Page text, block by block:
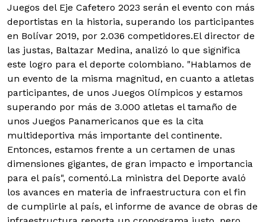
Juegos del Eje Cafetero 2023 serán el evento con más
deportistas en la historia, superando los participantes
en Bolívar 2019, por 2.036 competidores.El director de
las justas, Baltazar Medina, analizó lo que significa
este logro para el deporte colombiano. "Hablamos de
un evento de la misma magnitud, en cuanto a atletas
participantes, de unos Juegos Olímpicos y estamos
superando por más de 3.000 atletas el tamaño de
unos Juegos Panamericanos que es la cita
multideportiva más importante del continente.
Entonces, estamos frente a un certamen de unas
dimensiones gigantes, de gran impacto e importancia
para el país", comentó.La ministra del Deporte avaló
los avances en materia de infraestructura con el fin
de cumplirle al país, el informe de avance de obras de